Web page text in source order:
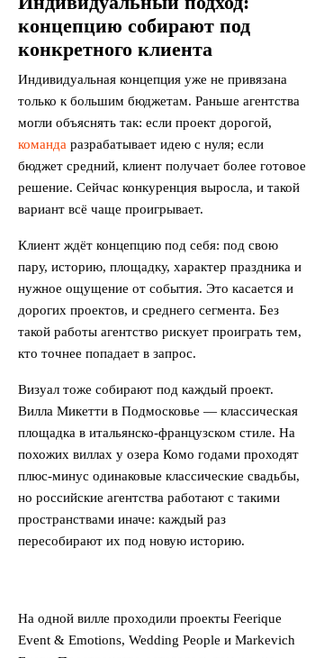
концепцию собирают под
конкретного клиента
Индивидуальная концепция уже не привязана
только к большим бюджетам. Раньше агентства
могли объяснять так: если проект дорогой,
команда разрабатывает идею с нуля; если
бюджет средний, клиент получает более готовое
решение. Сейчас конкуренция выросла, и такой
вариант всё чаще проигрывает.
Клиент ждёт концепцию под себя: под свою
пару, историю, площадку, характер праздника и
нужное ощущение от события. Это касается и
дорогих проектов, и среднего сегмента. Без
такой работы агентство рискует проиграть тем,
кто точнее попадает в запрос.
Визуал тоже собирают под каждый проект.
Вилла Микетти в Подмосковье — классическая
площадка в итальянско-французском стиле. На
похожих виллах у озера Комо годами проходят
плюс-минус одинаковые классические свадьбы,
но российские агентства работают с такими
пространствами иначе: каждый раз
пересобирают их под новую историю.
На одной вилле проходили проекты Feerique
Event & Emotions, Wedding People и Markevich